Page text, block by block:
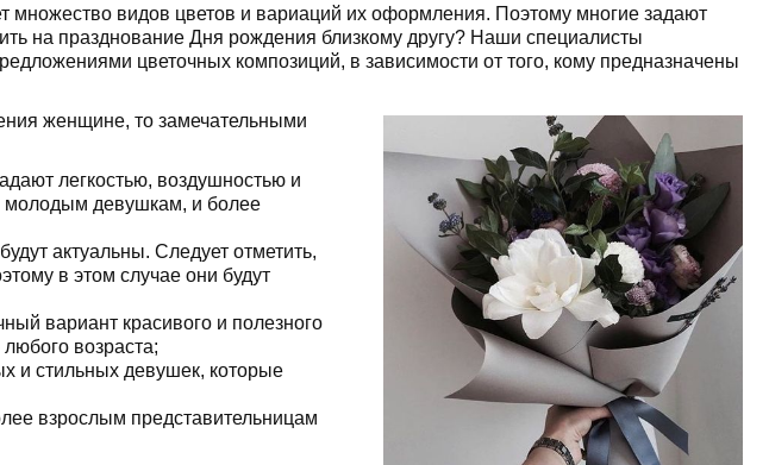
множество видов цветов и вариаций их оформления. Поэтому многие задают
на празднование Дня рождения близкому другу? Наши специалисты
цветочных композиций, в зависимости от того, кому предназначены
женщине, то замечательными
легкостью, воздушностью и
молодым девушкам, и более
актуальны. Следует отметить,
в этом случае они будут
вариант красивого и полезного
возраста;
и стильных девушек, которые
взрослым представительницам